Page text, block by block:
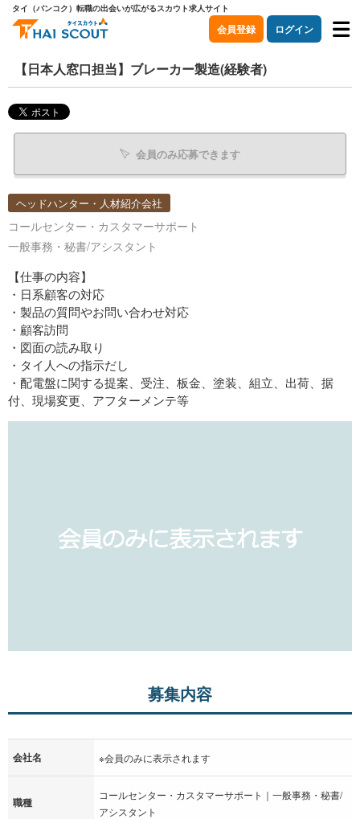
タイ（バンコク）転職の出会いが広がるスカウト求人サイト
会員登録 ログイン
【日本人窓口担当】ブレーカー製造(経験者)
会員のみ応募できます
ヘッドハンター・人材紹介会社
コールセンター・カスタマーサポート
一般事務・秘書/アシスタント
【仕事の内容】
・日系顧客の対応
・製品の質問やお問い合わせ対応
・顧客訪問
・図面の読み取り
・タイ人への指示だし
・配電盤に関する提案、受注、板金、塗装、組立、出荷、据
付、現場変更、アフターメンテ等
募集内容
会社名 ※会員のみに表示されます
職種
コールセンター・カスタマーサポート｜一般事務・秘書/
アシスタント